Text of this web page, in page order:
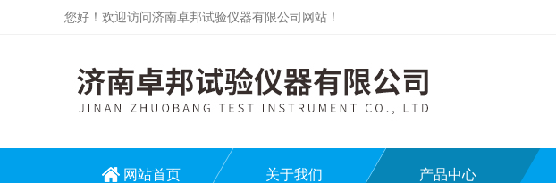
您好！欢迎访问济南卓邦试验仪器有限公司网站！
网站首页 关于我们 产品中心